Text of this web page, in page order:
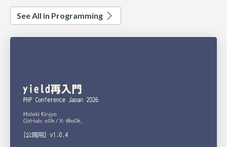
See All in Programming